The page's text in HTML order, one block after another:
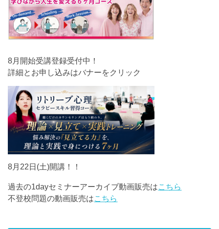
8月開始受講登録受付中！
詳細とお申し込みはバナーをクリック
8月22日(土)開講！！
過去の1dayセミナーアーカイブ動画販売はこちら
不登校問題の動画販売はこちら